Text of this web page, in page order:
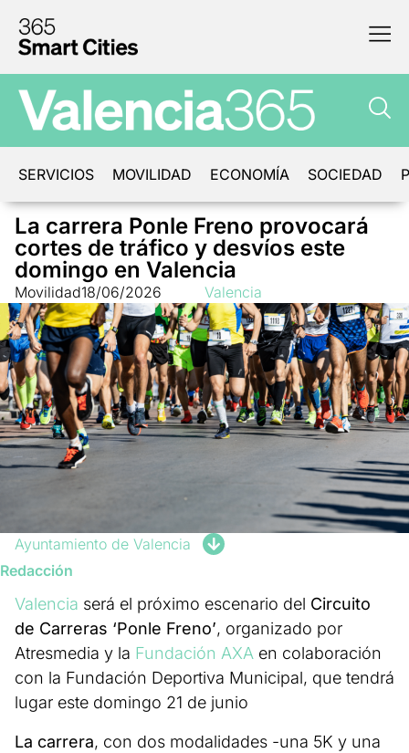
SERVICIOS MOVILIDAD ECONOMÍA SOCIEDAD
La carrera Ponle Freno provocará
cortes de tráfico y desvíos este
domingo en Valencia
Movilidad18/06/2026 Valencia
Ayuntamiento de Valencia
Redacción
Valencia será el próximo escenario del Circuito
de Carreras ‘Ponle Freno’, organizado por
Atresmedia y la Fundación AXA en colaboración
con la Fundación Deportiva Municipal, que tendrá
lugar este domingo 21 de junio
La carrera, con dos modalidades -una 5K y una